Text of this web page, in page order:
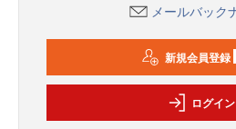
メールバック
新規会員登録
ログイン